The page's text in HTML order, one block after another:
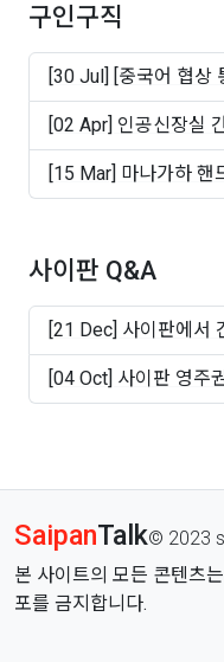
구인구직
[30 Jul] [중국어 협상
쑤..
[02 Apr] 인공신장실
[15 Mar] 마나가하 핸
~50십..
사이판 Q&A
[21 Dec] 사이판에서
[04 Oct] 사이판 영주
인가..
SaipanTalk© 2023
본 사이트의 모든 콘텐츠
포를 금지합니다.